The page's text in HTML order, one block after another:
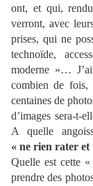
ont, et qui,
verront, avec
prises, qui ne
technoïde,
moderne »…
combien de fois,
centaines de
d’images sera-t-
A quelle
« ne rien rater
Quelle est cette
prendre des